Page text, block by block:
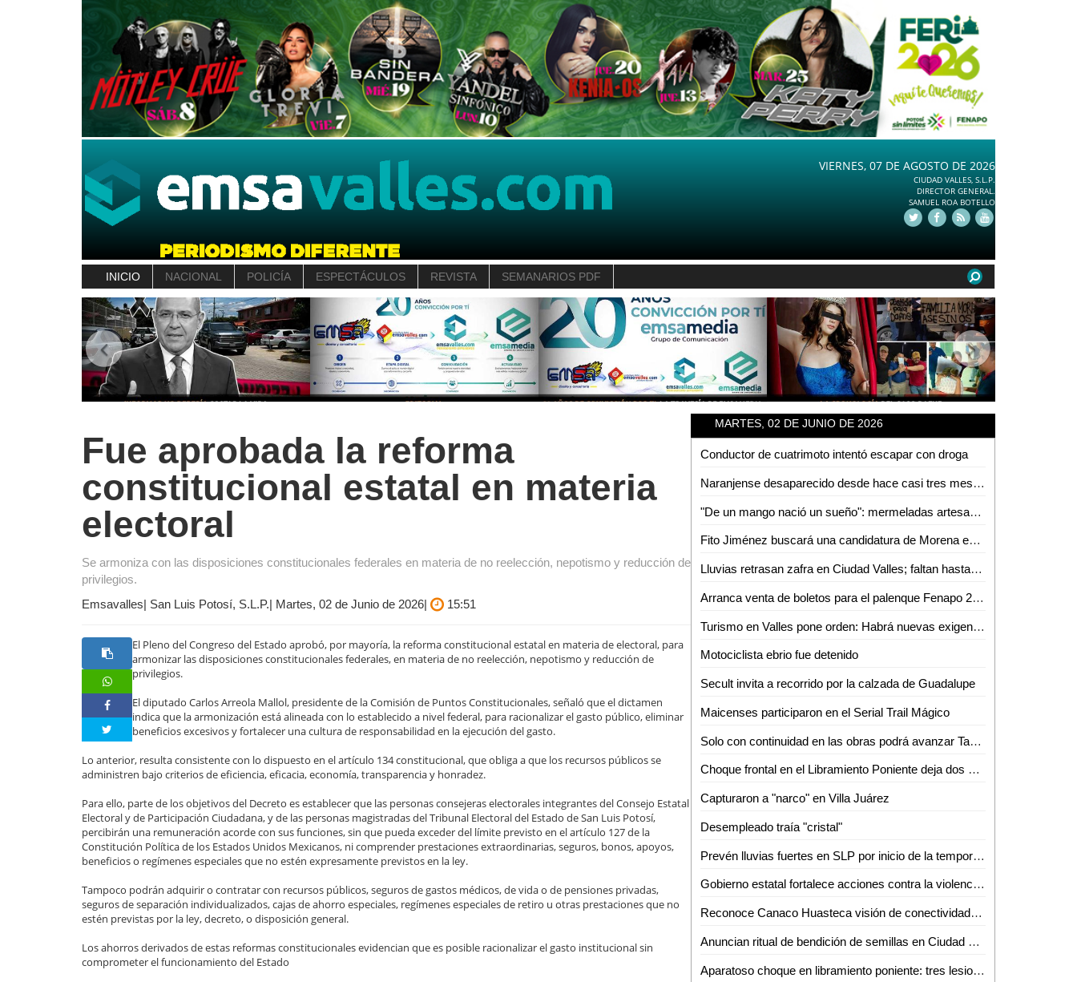
VIERNES, 07 DE AGOSTO DE 2026
CIUDAD VALLES, S.L.P.
DIRECTOR GENERAL.
SAMUEL ROA BOTELLO
INICIO NACIONAL POLICÍA ESPECTÁCULOS REVISTA SEMANARIOS PDF
Fue aprobada la reforma
constitucional estatal en materia
electoral
Se armoniza con las disposiciones constitucionales federales en materia de no reelección, nepotismo y reducción de
privilegios.
Emsavalles| San Luis Potosí, S.L.P.| Martes, 02 de Junio de 2026|
15:51
El Pleno del Congreso del Estado aprobó, por mayoría, la reforma constitucional estatal en materia de electoral, para
armonizar las disposiciones constitucionales federales, en materia de no reelección, nepotismo y reducción de
privilegios.
El diputado Carlos Arreola Mallol, presidente de la Comisión de Puntos Constitucionales, señaló que el dictamen
indica que la armonización está alineada con lo establecido a nivel federal, para racionalizar el gasto público, eliminar
beneficios excesivos y fortalecer una cultura de responsabilidad en la ejecución del gasto.
Lo anterior, resulta consistente con lo dispuesto en el artículo 134 constitucional, que obliga a que los recursos públicos se
administren bajo criterios de eficiencia, eficacia, economía, transparencia y honradez.
Para ello, parte de los objetivos del Decreto es establecer que las personas consejeras electorales integrantes del Consejo Estatal
Electoral y de Participación Ciudadana, y de las personas magistradas del Tribunal Electoral del Estado de San Luis Potosí,
percibirán una remuneración acorde con sus funciones, sin que pueda exceder del límite previsto en el artículo 127 de la
Constitución Política de los Estados Unidos Mexicanos, ni comprender prestaciones extraordinarias, seguros, bonos, apoyos,
beneficios o regímenes especiales que no estén expresamente previstos en la ley.
Tampoco podrán adquirir o contratar con recursos públicos, seguros de gastos médicos, de vida o de pensiones privadas,
seguros de separación individualizados, cajas de ahorro especiales, regímenes especiales de retiro u otras prestaciones que no
estén previstas por la ley, decreto, o disposición general.
Los ahorros derivados de estas reformas constitucionales evidencian que es posible racionalizar el gasto institucional sin
comprometer el funcionamiento del Estado
MARTES, 02 DE JUNIO DE 2026
Conductor de cuatrimoto intentó escapar con droga
Naranjense desaparecido desde hace casi tres meses
"De un mango nació un sueño": mermeladas artesanales de Cerritos ya llegan hasta EUA
Fito Jiménez buscará una candidatura de Morena en 2027
Lluvias retrasan zafra en Ciudad Valles; faltan hasta 60 mil toneladas por cosechar
Arranca venta de boletos para el palenque Fenapo 2026
Turismo en Valles pone orden: Habrá nuevas exigencias para Airbnb, guías y parajes
Motociclista ebrio fue detenido
Secult invita a recorrido por la calzada de Guadalupe
Maicenses participaron en el Serial Trail Mágico
Solo con continuidad en las obras podrá avanzar Tamuín, afirma exalcalde
Choque frontal en el Libramiento Poniente deja dos motociclistas inconscientes
Capturaron a "narco" en Villa Juárez
Desempleado traía "cristal"
Prevén lluvias fuertes en SLP por inicio de la temporada de huracanes
Gobierno estatal fortalece acciones contra la violencia de género
Reconoce Canaco Huasteca visión de conectividad aérea de Gallardo para SLP
Anuncian ritual de bendición de semillas en Ciudad Valles para el 24 de junio
Aparatoso choque en libramiento poniente: tres lesionados, dos de ellos graves